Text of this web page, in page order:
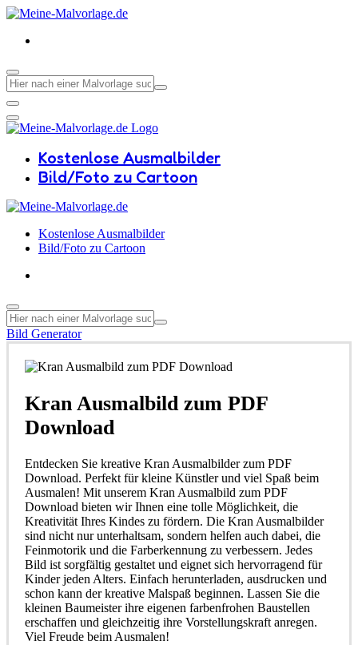
Kostenlose Ausmalbilder
Bild/Foto zu Cartoon
Kostenlose Ausmalbilder
Bild/Foto zu Cartoon
Bild Generator
Kran Ausmalbild zum PDF
Download
Entdecken Sie kreative Kran Ausmalbilder zum PDF
Download. Perfekt für kleine Künstler und viel Spaß beim
Ausmalen! Mit unserem Kran Ausmalbild zum PDF
Download bieten wir Ihnen eine tolle Möglichkeit, die
Kreativität Ihres Kindes zu fördern. Die Kran Ausmalbilder
sind nicht nur unterhaltsam, sondern helfen auch dabei, die
Feinmotorik und die Farberkennung zu verbessern. Jedes
Bild ist sorgfältig gestaltet und eignet sich hervorragend für
Kinder jeden Alters. Einfach herunterladen, ausdrucken und
schon kann der kreative Malspaß beginnen. Lassen Sie die
kleinen Baumeister ihre eigenen farbenfrohen Baustellen
erschaffen und gleichzeitig ihre Vorstellungskraft anregen.
Viel Freude beim Ausmalen!